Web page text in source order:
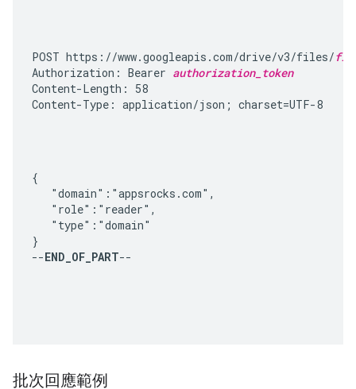
POST https://www.googleapis.com/drive/v3/files/
Authorization: Bearer authorization_token
Content-Length: 58
Content-Type: application/json; charset=UTF-8
{
   "domain":"appsrocks.com",
   "role":"reader",
   "type":"domain"
}
--END_OF_PART--
批次回應範例